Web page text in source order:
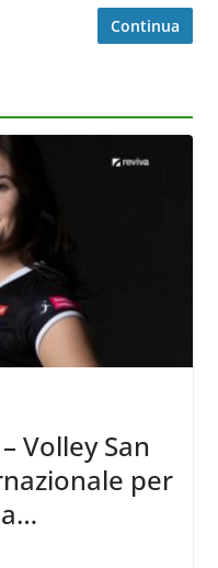
Continua
Volley San
per
Kristine